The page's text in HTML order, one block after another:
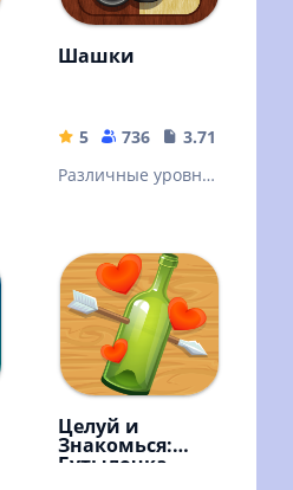
Шашки
5 736
3.71 MB
Различные уровни
подсказки и
красочная графика
Целуй и
Знакомься:
Бутылочка